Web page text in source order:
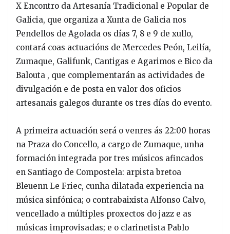
X Encontro da Artesanía Tradicional e Popular de
Galicia, que organiza a Xunta de Galicia nos
Pendellos de Agolada os días 7, 8 e 9 de xullo,
contará coas actuacións de Mercedes Peón, Leilía,
Zumaque, Galifunk, Cantigas e Agarimos e Bico da
Balouta , que complementarán as actividades de
divulgación e de posta en valor dos oficios
artesanais galegos durante os tres días do evento.
A primeira actuación será o venres ás 22:00 horas
na Praza do Concello, a cargo de Zumaque, unha
formación integrada por tres músicos afincados
en Santiago de Compostela: arpista bretoa
Bleuenn Le Friec, cunha dilatada experiencia na
música sinfónica; o contrabaixista Alfonso Calvo,
vencellado a múltiples proxectos do jazz e as
músicas improvisadas; e o clarinetista Pablo